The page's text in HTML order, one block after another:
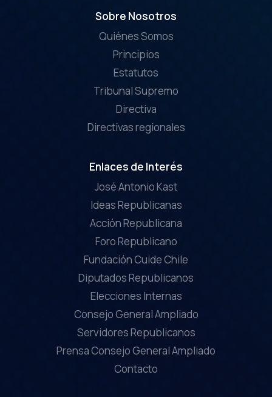
Sobre Nosotros
Quiénes Somos
Principios
Estatutos
Tribunal Supremo
Directiva
Directivas regionales
Enlaces de Interés
José Antonio Kast
Ideas Republicanas
Acción Republicana
Foro Republicano
Fundación Cuide Chile
Diputados Republicanos
Elecciones Internas
Consejo General Ampliado
Servidores Republicanos
Prensa Consejo General Ampliado
Contacto